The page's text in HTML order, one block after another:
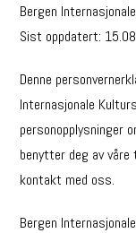
Bergen
Sist oppdatert:
Denne
Internasjonale
personopplysninger
benytter deg av
kontakt med oss.
Bergen